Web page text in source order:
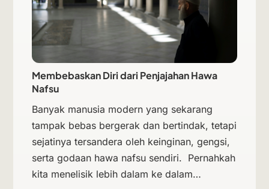
Membebaskan Diri dari Penjajahan Hawa
Nafsu
Banyak manusia modern yang sekarang
tampak bebas bergerak dan bertindak, tetapi
sejatinya tersandera oleh keinginan, gengsi,
serta godaan hawa nafsu sendiri. Pernahkah
kita menelisik lebih dalam ke dalam…